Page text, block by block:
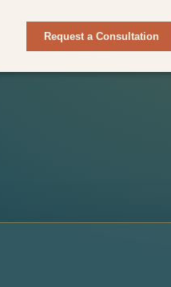
Request a Consultation